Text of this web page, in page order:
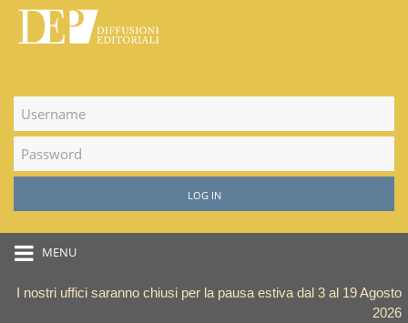
LOG IN
MENU
I nostri uffici saranno chiusi per la pausa estiva dal 3 al 19 Agosto
2026